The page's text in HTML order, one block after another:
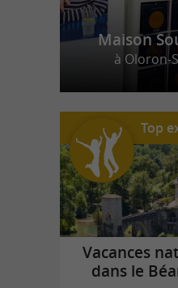
Maison
à Oloron-
Top
Vacances
dans le